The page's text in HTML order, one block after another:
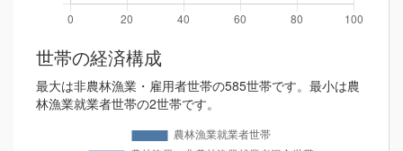
世帯の経済構成
最大は非農林漁業・雇用者世帯の585世帯です。最小は農
林漁業就業者世帯の2世帯です。